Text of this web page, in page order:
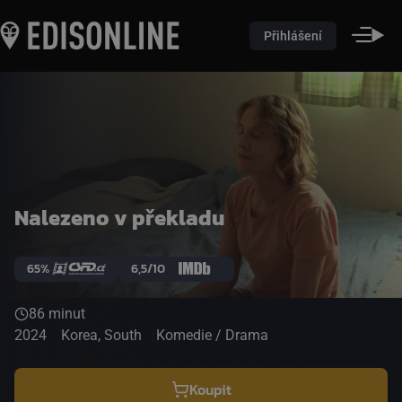
Přihlášení
Nalezeno v překladu
65% 6,5/10
86 minut
2024
Korea, South Komedie / Drama
Koupit